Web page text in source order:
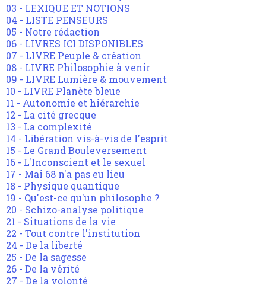
03 - LEXIQUE ET NOTIONS
04 - LISTE PENSEURS
05 - Notre rédaction
06 - LIVRES ICI DISPONIBLES
07 - LIVRE Peuple & création
08 - LIVRE Philosophie à venir
09 - LIVRE Lumière & mouvement
10 - LIVRE Planète bleue
11 - Autonomie et hiérarchie
12 - La cité grecque
13 - La complexité
14 - Libération vis-à-vis de l'esprit
15 - Le Grand Bouleversement
16 - L'Inconscient et le sexuel
17 - Mai 68 n'a pas eu lieu
18 - Physique quantique
19 - Qu'est-ce qu'un philosophe ?
20 - Schizo-analyse politique
21 - Situations de la vie
22 - Tout contre l'institution
24 - De la liberté
25 - De la sagesse
26 - De la vérité
27 - De la volonté